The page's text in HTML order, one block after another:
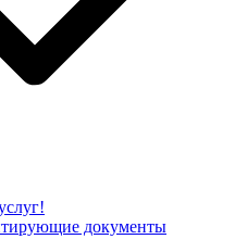
документы